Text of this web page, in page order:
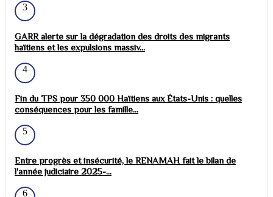
3
GARR alerte sur la dégradation des droits des migrants
haïtiens et les expulsions massiv...
4
Fin du TPS pour 350 000 Haïtiens aux États-Unis : quelles
conséquences pour les famille...
5
Entre progrès et insécurité, le RENAMAH fait le bilan de
l'année judiciaire 2025-...
6